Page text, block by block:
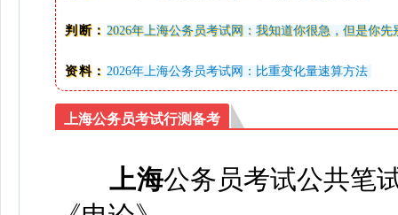
判断： 2026年上海公务员考试网：我知道你很急，但是你先
资料： 2026年上海公务员考试网：比重变化量速算方法
上海公务员考试行测备考
上海公务员考试公共笔